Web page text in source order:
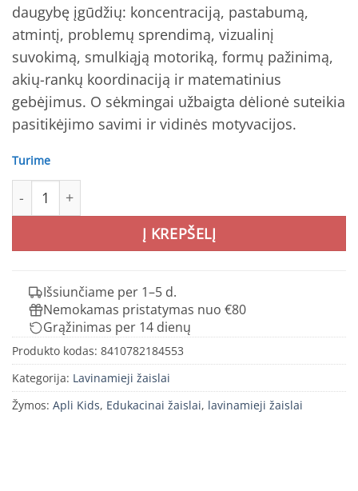
daugybę įgūdžių: koncentraciją, pastabumą,
atmintį, problemų sprendimą, vizualinį
suvokimą, smulkiąją motoriką, formų pažinimą,
akių-rankų koordinaciją ir matematinius
gebėjimus. O sėkmingai užbaigta dėlionė suteikia
pasitikėjimo savimi ir vidinės motyvacijos.
Turime
produkto kiekis: Tamsoje šviečianti dėlionė
Į KREPŠELĮ
Išsiunčiame per 1–5 d.
Nemokamas pristatymas nuo €80
Grąžinimas per 14 dienų
Produkto kodas: 8410782184553
Kategorija: Lavinamieji žaislai
Žymos: Apli Kids, Edukacinai žaislai, lavinamieji žaislai